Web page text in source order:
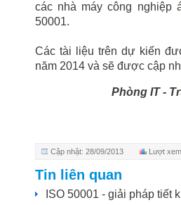
các nhà máy công nghiệp
50001.
Các tài liệu trên dự kiến
năm 2014 và sẽ được cập
Phòng IT -
Cập nhật: 28/09/2013 Lượt
Tin liên quan
ISO 50001 - giải pháp tiết